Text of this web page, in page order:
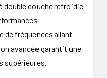
double couche refroidie
de fréquences allant
avancée garantit une
supérieures.